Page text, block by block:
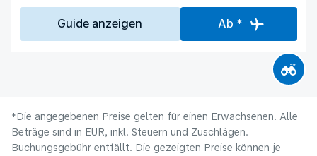
Guide anzeigen Ab *
*Die angegebenen Preise gelten für einen Erwachsenen. Alle
Beträge sind in EUR, inkl. Steuern und Zuschlägen.
Buchungsgebühr entfällt. Die gezeigten Preise können je